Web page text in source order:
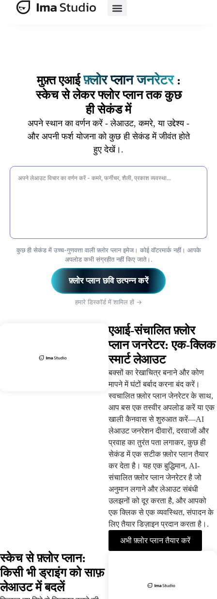
मुफ़्त एआईफ़्लोर प्लान जनरेटर :
स्केच से लेकर फ्लोर प्लान तक कुछ
ही सेकंड में
अपने स्थान का वर्णन करें - लेआउट, कमरे, या उद्देश्य -
और अपनी फर्श योजना को कुछ ही सेकंड में जीवंत होते
हुए देखें।.
अपना संकेत दर्ज करें
कुछ ही सेकंड में उच्च-गुणवत्ता वाली फ़्लोर प्लान इमेज। कोई वॉटरमार्क नहीं। आपके
अपलोड कभी संग्रहीत नहीं किए जाते।.
फ़्लोर प्लान छवि उत्पन्न करें
हमारे डिस्कॉर्ड में शामिल हों →
एआई-संचालित फ़्लोर
प्लान जनरेटर: एक-क्लिक
स्मार्ट लेआउट
बक्सों का रेखाचित्र बनाने और कोण
मापने में घंटों बर्बाद करना बंद करें।
स्वचालित फ़्लोर प्लान जेनरेटर के साथ,
आप बस एक तस्वीर अपलोड करें या एक
खाली कैनवास से शुरुआत करें—AI
लेआउट जनरेशन दीवारों, दरवाजों और
प्रवाह का तुरंत पता लगाकर, कुछ ही
सेकंड में एक सटीक फ़्लोर प्लान तैयार
कर देता है। यह एक बुद्धिमान, AI-
संचालित फ़्लोर प्लान जेनरेटर है जो
अनुमान लगाने और लेआउट संबंधी
उलझनों को दूर करता है, और आपको
एक क्लिक से एक व्यवस्थित, संपादन के
लिए तैयार डिज़ाइन प्रदान करता है।.
अभी फ़्लोर प्लान तैयार करें
स्केच से फ़्लोर प्लान:
किसी भी ड्राइंग को साफ़
लेआउट में बदलें